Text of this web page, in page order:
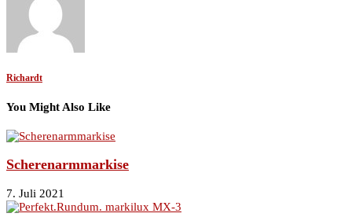
Richardt
You Might Also Like
Scherenarmmarkise
7. Juli 2021